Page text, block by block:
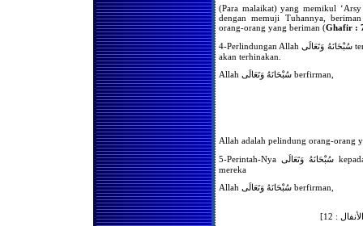
Hukum Menangguhkan
Shalat Subuh Dari Waktunya
Dampak Hukum Bagi yang
Meninggalkan Shalat
Hukum Shalat Seorang
Imam Tanpa Wudhu Karena
Lupa
Hukum Orang yang
Tayammum Menjadi Imam
Para Makmum yang
Berwudhu
Posisi Kedua Kaki Ketika
Berdiri Dalam Shalat
Hukum Meninggalkan Salah
Satu Rukun Shalat
Jika Ketika Shalat Ragu
Apakah Ia Meninggalkan
Salah Satu Rukun
(Para malaikat) yang memikul
dengan memuji Tuhannya,
orang-orang yang beriman (Ghafir :
4-Perlindungan Allah سُبْحَانَهُ وَتَعَالَى terhadap mereka dan siapa yang dilindungi-Nya tidak
akan terhinakan.
Allah سُبْحَانَهُ وَتَعَالَى berfirman,
Allah adalah pelindung orang-orang
5-Perintah-Nya سُبْحَانَهُ وَتَعَالَى kepada para malaikat-Nya agar meneguhkan pendirian
mereka
Allah سُبْحَانَهُ وَتَعَالَى berfirman,
: 12]